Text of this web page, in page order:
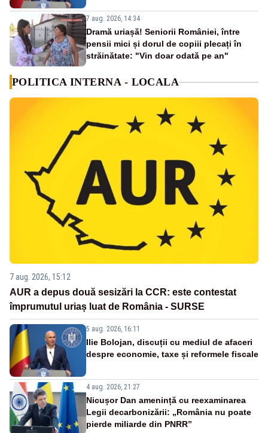
7 aug. 2026, 14:34
Dramă uriașă! Seniorii României, între
pensii mici și dorul de copiii plecați în
străinătate: "Vin doar odată pe an"
POLITICA INTERNA - LOCALA
7 aug. 2026, 15:12
AUR a depus două sesizări la CCR: este contestat
împrumutul uriaș luat de România - SURSE
5 aug. 2026, 16:11
Ilie Bolojan, discuții cu mediul de afaceri
despre economie, taxe și reformele fiscale
4 aug. 2026, 21:27
Nicușor Dan amenință cu reexaminarea
Legii decarbonizării: „România nu poate
pierde miliarde din PNRR”